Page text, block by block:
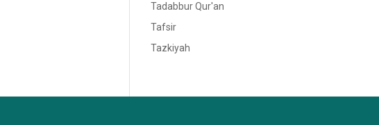
Tadabbur Qur'an
Tafsir
Tazkiyah